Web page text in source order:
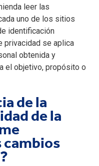
leer las
uno de los sitios
identificación
privacidad se aplica
obtenida y
el objetivo, propósito o
de la
de la